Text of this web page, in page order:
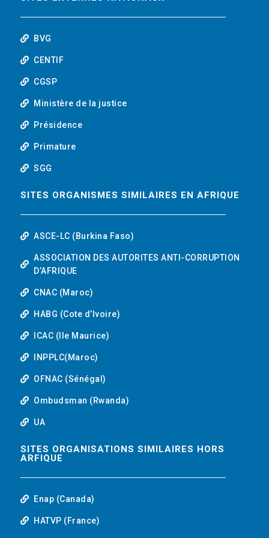
t
u
b
e
BVG
CENTIF
CGSP
Ministère de la justice
Présidence
Primature
SGG
SITES ORGANISMES SIMILAIRES EN AFRIQUE
ASCE-LC (Burkina Faso)
ASSOCIATION DES AUTORITES ANTI-CORRUPTION
D’AFRIQUE
CNAC (Maroc)
HABG (Cote d’Ivoire)
ICAC (Ile Maurice)
INPPLC(Maroc)
OFNAC (Sénégal)
Ombudsman (Rwanda)
UA
SITES ORGANISATIONS SIMILAIRES HORS
ARFIQUE
Enap (Canada)
HATVP (France)